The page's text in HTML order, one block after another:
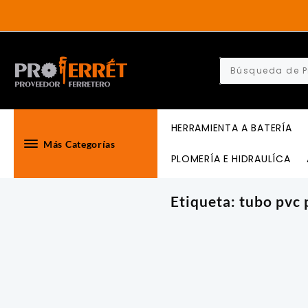
content
Más Categorías
HERRAMIENTA A BATERÍA
PLOMERÍA E HIDRAULÍCA
Etiqueta:tubo pvc